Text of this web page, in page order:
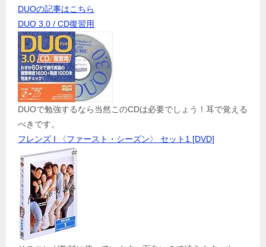
DUOの記事はこちら
DUO 3.0 / CD復習用
DUOで勉強するなら当然このCDは必要でしょう！耳で覚える
べきです。
フレンズ I 〈ファースト・シーズン〉 セット1 [DVD]